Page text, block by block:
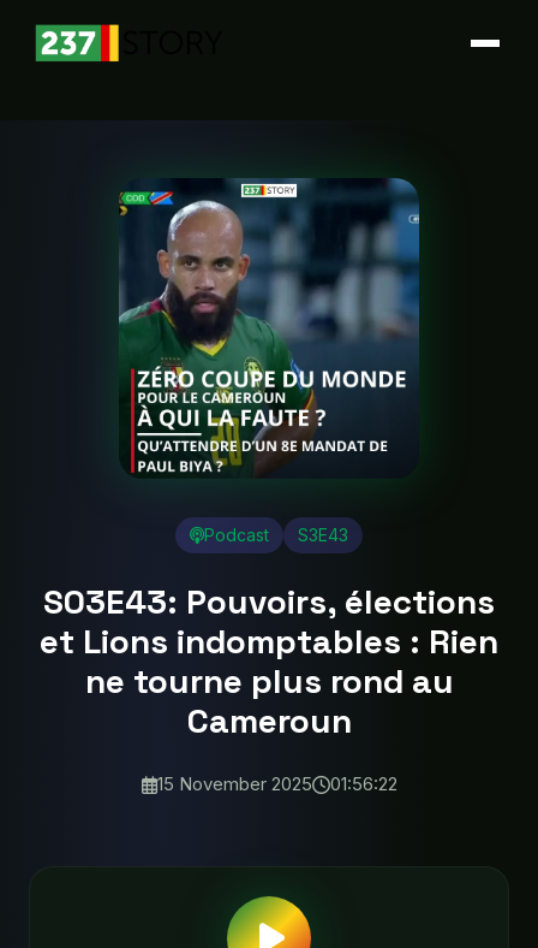
Podcast S3E43
S03E43: Pouvoirs, élections
et Lions indomptables : Rien
ne tourne plus rond au
Cameroun
15 November 2025 01:56:22